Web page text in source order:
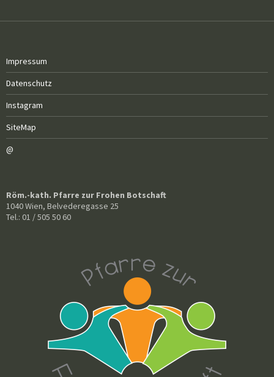
Impressum
Datenschutz
Instagram
SiteMap
@
Röm.-kath. Pfarre zur Frohen Botschaft
1040 Wien, Belvederegasse 25
Tel.: 01 / 505 50 60